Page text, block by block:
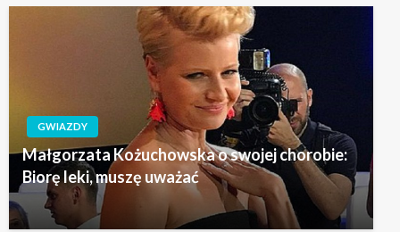
GWIAZDY
Małgorzata Kożuchowska o swojej chorobie:
Biorę leki, muszę uważać